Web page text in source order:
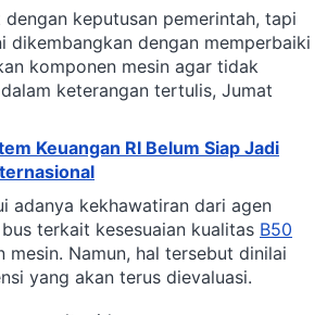
dengan keputusan pemerintah, tapi
dikembangkan dengan memperbaiki
komponen mesin agar tidak
keterangan tertulis, Jumat
Keuangan RI Belum Siap Jadi
adanya kekhawatiran dari agen
terkait kesesuaian kualitas B50
mesin. Namun, hal tersebut dinilai
yang akan terus dievaluasi.